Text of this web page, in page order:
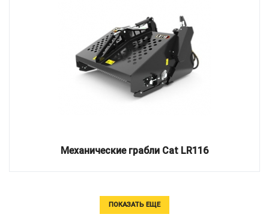
Механические грабли Cat LR116
ПОКАЗАТЬ ЕЩЕ